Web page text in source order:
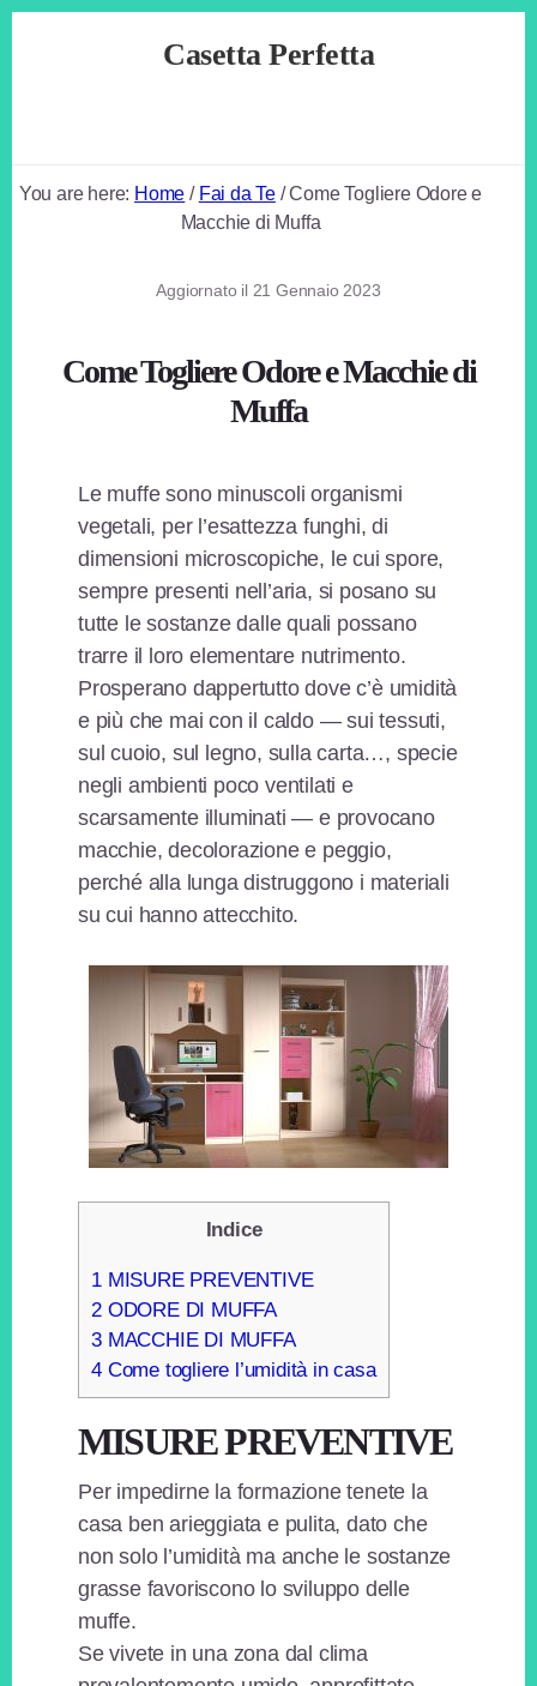
Casetta Perfetta
Te
You are here: Home / Fai da Te /Come Togliere Odore e
Macchie di Muffa
Aggiornato il 21 Gennaio 2023
Come Togliere Odore e Macchie di
Muffa
Le muffe sono minuscoli organismi
vegetali, per l’esattezza funghi, di
dimensioni microscopiche, le cui spore,
sempre presenti nell’aria, si posano su
tutte le sostanze dalle quali possano
trarre il loro elementare nutrimento.
Prosperano dappertutto dove c’è umidità
e più che mai con il caldo — sui tessuti,
sul cuoio, sul legno, sulla carta…, specie
negli ambienti poco ventilati e
scarsamente illuminati — e provocano
macchie, decolorazione e peggio,
perché alla lunga distruggono i materiali
su cui hanno attecchito.
Indice
1MISURE PREVENTIVE
2ODORE DI MUFFA
3MACCHIE DI MUFFA
4Come togliere l’umidità in casa
MISURE PREVENTIVE
Per impedirne la formazione tenete la
casa ben arieggiata e pulita, dato che
non solo l’umidità ma anche le sostanze
grasse favoriscono lo sviluppo delle
muffe.
Se vivete in una zona dal clima